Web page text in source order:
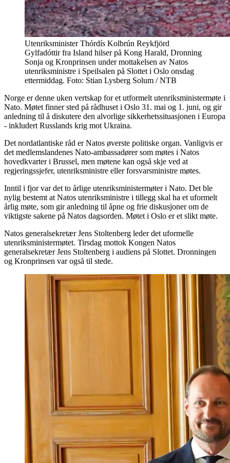
Utenriksminister Thórdís Kolbrún Reykfjörd
Gylfadóttir fra Island hilser på Kong Harald, Dronning
Sonja og Kronprinsen under mottakelsen av Natos
utenriksministre i Speilsalen på Slottet i Oslo onsdag
ettermiddag. Foto: Stian Lysberg Solum / NTB
Norge er denne uken vertskap for et utformelt utenriksministermøte i
Nato. Møtet finner sted på rådhuset i Oslo 31. mai og 1. juni, og gir
anledning til å diskutere den alvorlige sikkerhetssituasjonen i Europa
- inkludert Russlands krig mot Ukraina.
Det nordatlantiske råd er Natos øverste politiske organ. Vanligvis er
det medlemslandenes Nato-ambassadører som møtes i Natos
hovedkvarter i Brussel, men møtene kan også skje ved at
regjeringssjefer, utenriksministre eller forsvarsministre møtes.
Inntil i fjor var det to årlige utenriksministermøter i Nato. Det ble
nylig bestemt at Natos utenriksministre i tillegg skal ha et uformelt
årlig møte, som gir anledning til åpne og frie diskusjoner om de
viktigste sakene på Natos dagsorden. Møtet i Oslo er et slikt møte.
Natos generalsekretær Jens Stoltenberg leder det uformelle
utenriksministermøtet. Tirsdag mottok Kongen Natos
generalsekretær Jens Stoltenberg i audiens på Slottet. Dronningen
og Kronprinsen var også til stede.